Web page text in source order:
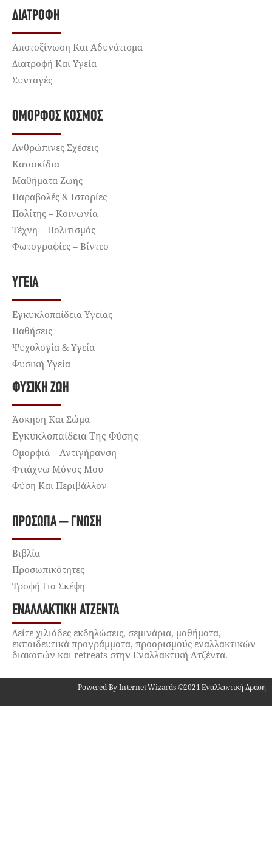
ΔΙΑΤΡΟΦΉ
Αποτοξίνωση Και Αδυνάτισμα
Διατροφή Και Υγεία
Συνταγές
ΌΜΟΡΦΟΣ ΚΌΣΜΟΣ
Ανθρώπινες Σχέσεις
Κατοικίδια
Μαθήματα Ζωής
Παραβολές & Ιστορίες
Πολίτης – Κοινωνία
Τέχνη – Πολιτισμός
Φωτογραφίες – Βίντεο
ΥΓΕΊΑ
Εγκυκλοπαίδεια Υγείας
Παθήσεις
Ψυχολογία & Υγεία
Φυσική Υγεία
ΦΥΣΙΚΉ ΖΩΉ
Άσκηση Και Σώμα
Εγκυκλοπαίδεια Της Φύσης
Ομορφιά – Αντιγήρανση
Φτιάχνω Μόνος Μου
Φύση Και Περιβάλλον
ΠΡΌΣΩΠΑ – ΓΝΏΣΗ
Βιβλία
Προσωπικότητες
Τροφή Για Σκέψη
ΕΝΑΛΛΑΚΤΙΚΉ ΑΤΖΈΝΤΑ
Δείτε χιλιάδες εκδηλώσεις, σεμινάρια, μαθήματα,
εκπαιδευτικά προγράμματα, προορισμούς εναλλακτικών
διακοπών και retreats στην Εναλλακτική Ατζέντα.
Powered By Internet Wizards ©2021 Εναλλακτική Δράση